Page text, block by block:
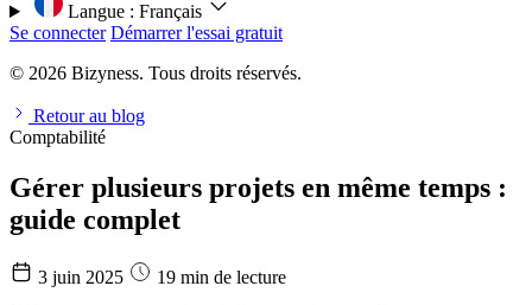
Langue : Français
Se connecter Démarrer l'essai gratuit
© 2026 Bizyness. Tous droits réservés.
Retour au blog
Comptabilité
Gérer plusieurs projets en même temps :
guide complet
3 juin 2025
19 min de lecture